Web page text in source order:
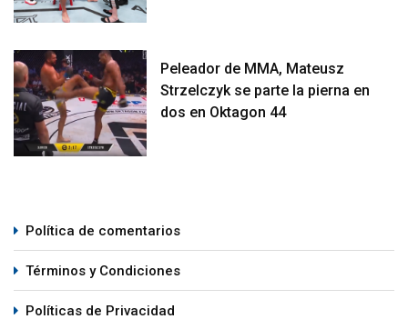
Peleador de MMA, Mateusz
Strzelczyk se parte la pierna en
dos en Oktagon 44
Política de comentarios
Términos y Condiciones
Políticas de Privacidad